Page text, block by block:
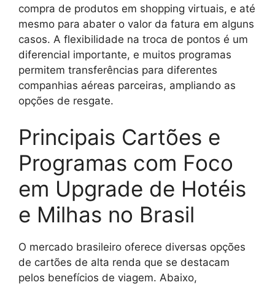
compra de produtos em shopping virtuais, e até
mesmo para abater o valor da fatura em alguns
casos. A flexibilidade na troca de pontos é um
diferencial importante, e muitos programas
permitem transferências para diferentes
companhias aéreas parceiras, ampliando as
opções de resgate.
Principais Cartões e
Programas com Foco
em Upgrade de Hotéis
e Milhas no Brasil
O mercado brasileiro oferece diversas opções
de cartões de alta renda que se destacam
pelos benefícios de viagem. Abaixo,